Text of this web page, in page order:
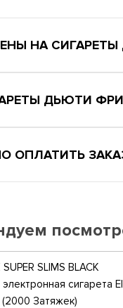
НА
ДЬЮТИ
ОПЛАТИТЬ
SLIMS BLACK
сигарета
Затяжек)